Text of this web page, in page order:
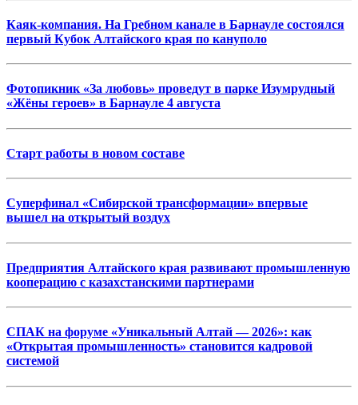
Каяк-компания. На Гребном канале в Барнауле состоялся
первый Кубок Алтайского края по кануполо
Фотопикник «За любовь» проведут в парке Изумрудный
«Жёны героев» в Барнауле 4 августа
Старт работы в новом составе
Суперфинал «Сибирской трансформации» впервые
вышел на открытый воздух
Предприятия Алтайского края развивают промышленную
кооперацию с казахстанскими партнерами
СПАК на форуме «Уникальный Алтай — 2026»: как
«Открытая промышленность» становится кадровой
системой